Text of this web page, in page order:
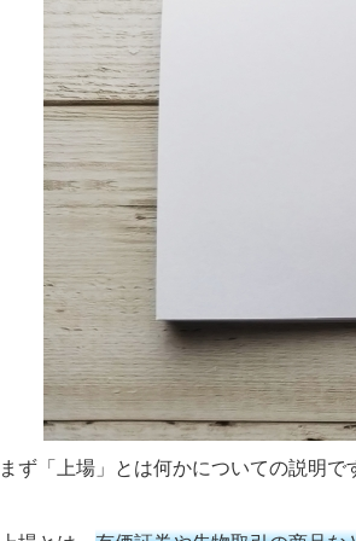
まず「上場」とは何かについての説明で